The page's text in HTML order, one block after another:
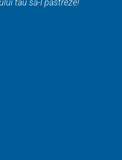
tău să-l păstreze!